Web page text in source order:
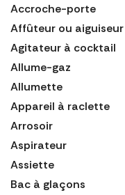
Accroche-porte
Affûteur ou aiguiseur
Agitateur à cocktail
Allume-gaz
Allumette
Appareil à raclette
Arrosoir
Aspirateur
Assiette
Bac à glaçons